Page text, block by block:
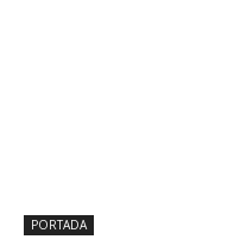
PORTADA